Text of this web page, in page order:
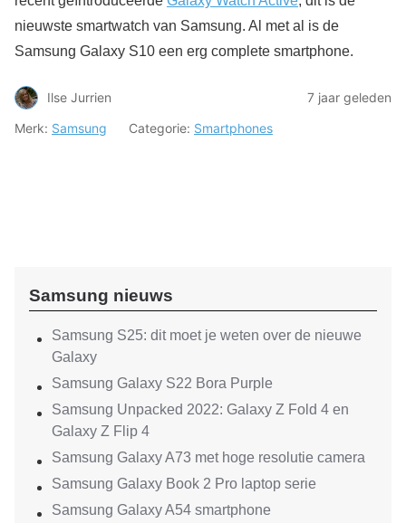
nieuwste smartwatch van Samsung. Al met al is de
Samsung Galaxy S10 een erg complete smartphone.
Ilse Jurrien
7 jaar geleden
Merk: Samsung Categorie: Smartphones
Samsung nieuws
Samsung S25: dit moet je weten over de nieuwe
Galaxy
Samsung Galaxy S22 Bora Purple
Samsung Unpacked 2022: Galaxy Z Fold 4 en
Galaxy Z Flip 4
Samsung Galaxy A73 met hoge resolutie camera
Samsung Galaxy Book 2 Pro laptop serie
Samsung Galaxy A54 smartphone